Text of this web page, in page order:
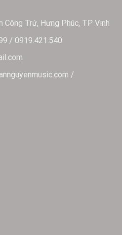
Công Trứ, Hưng Phúc, TP Vinh
/ 0919.421.540
/